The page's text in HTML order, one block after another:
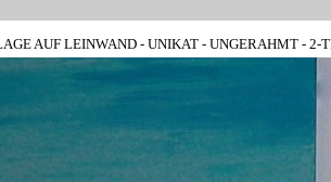
AUF LEINWAND - UNIKAT - UNGERAHMT - 2-